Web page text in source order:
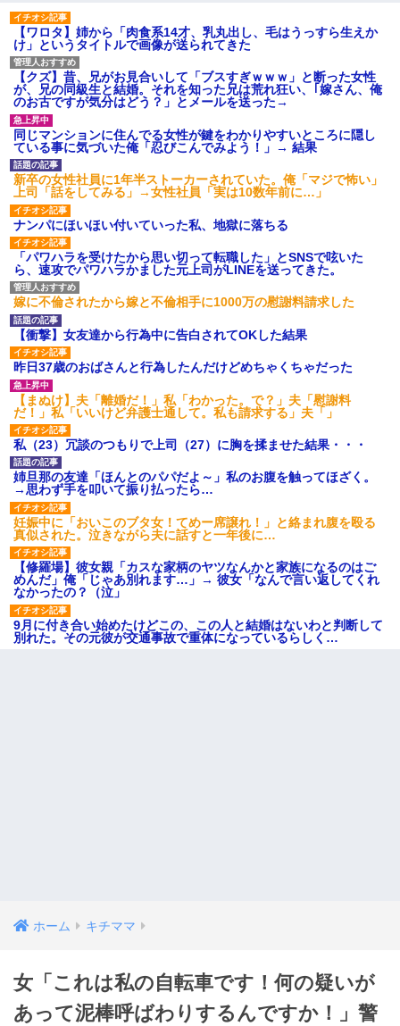
【ワロタ】姉から「肉食系14才、乳丸出し、毛はうっすら生えか
け」というタイトルで画像が送られてきた
【クズ】昔、兄がお見合いして「ブスすぎｗｗｗ」と断った女性
が、兄の同級生と結婚。それを知った兄は荒れ狂い、｢嫁さん、俺
のお古ですが気分はどう？」とメールを送った→
同じマンションに住んでる女性が鍵をわかりやすいところに隠し
ている事に気づいた俺「忍びこんでみよう！」→ 結果
新卒の女性社員に1年半ストーカーされていた。俺「マジで怖い」
上司「話をしてみる」→女性社員「実は10数年前に…」
ナンパにほいほい付いていった私、地獄に落ちる
「パワハラを受けたから思い切って転職した」とSNSで呟いた
ら、速攻でパワハラかました元上司がLINEを送ってきた。
嫁に不倫されたから嫁と不倫相手に1000万の慰謝料請求した
【衝撃】女友達から行為中に告白されてOKした結果
昨日37歳のおばさんと行為したんだけどめちゃくちゃだった
【まぬけ】夫「離婚だ！」私「わかった。で？」夫「慰謝料
だ！」私「いいけど弁護士通して。私も請求する」夫「」
私（23）冗談のつもりで上司（27）に胸を揉ませた結果・・・
姉旦那の友達「ほんとのパパだよ～」私のお腹を触ってほざく。
→思わず手を叩いて振り払ったら…
妊娠中に「おいこのブタ女！てめー席譲れ！」と絡まれ腹を殴る
真似された。泣きながら夫に話すと一年後に…
【修羅場】彼女親「カスな家柄のヤツなんかと家族になるのはご
めんだ」俺「じゃあ別れます…」→ 彼女「なんで言い返してくれ
なかったの？（泣」
9月に付き合い始めたけどこの、この人と結婚はないわと判断して
別れた。その元彼が交通事故で重体になっているらしく…
ホーム キチママ
女「これは私の自転車です！何の疑いが
あって泥棒呼ばわりするんですか！」警